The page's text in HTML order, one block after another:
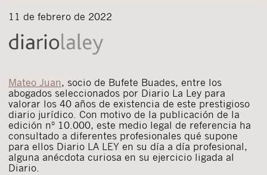
11 de febrero de 2022
Mateo Juan, socio de Bufete Buades, entre los
abogados seleccionados por Diario La Ley para
valorar los 40 años de existencia de este prestigioso
diario jurídico. Con motivo de la publicación de la
edición nº 10.000, este medio legal de referencia ha
consultado a diferentes profesionales qué supone
para ellos Diario LA LEY en su día a día profesional,
alguna anécdota curiosa en su ejercicio ligada al
Diario.